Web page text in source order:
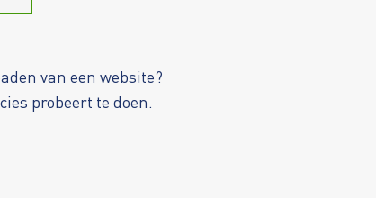
van een website?
probeert te doen.